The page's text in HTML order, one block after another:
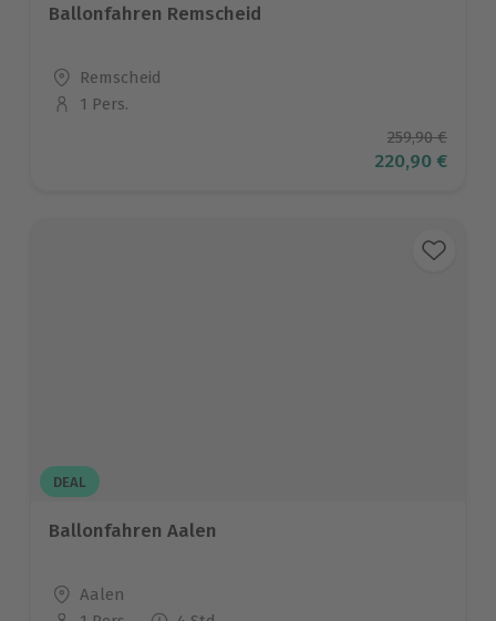
Ballonfahren Remscheid
Standort
Remscheid
Anzahl der Teilnehmer
1 Pers.
259,90 €
Aktueller
220,90 €
DEAL
Ballonfahren Aalen
Standort
Aalen